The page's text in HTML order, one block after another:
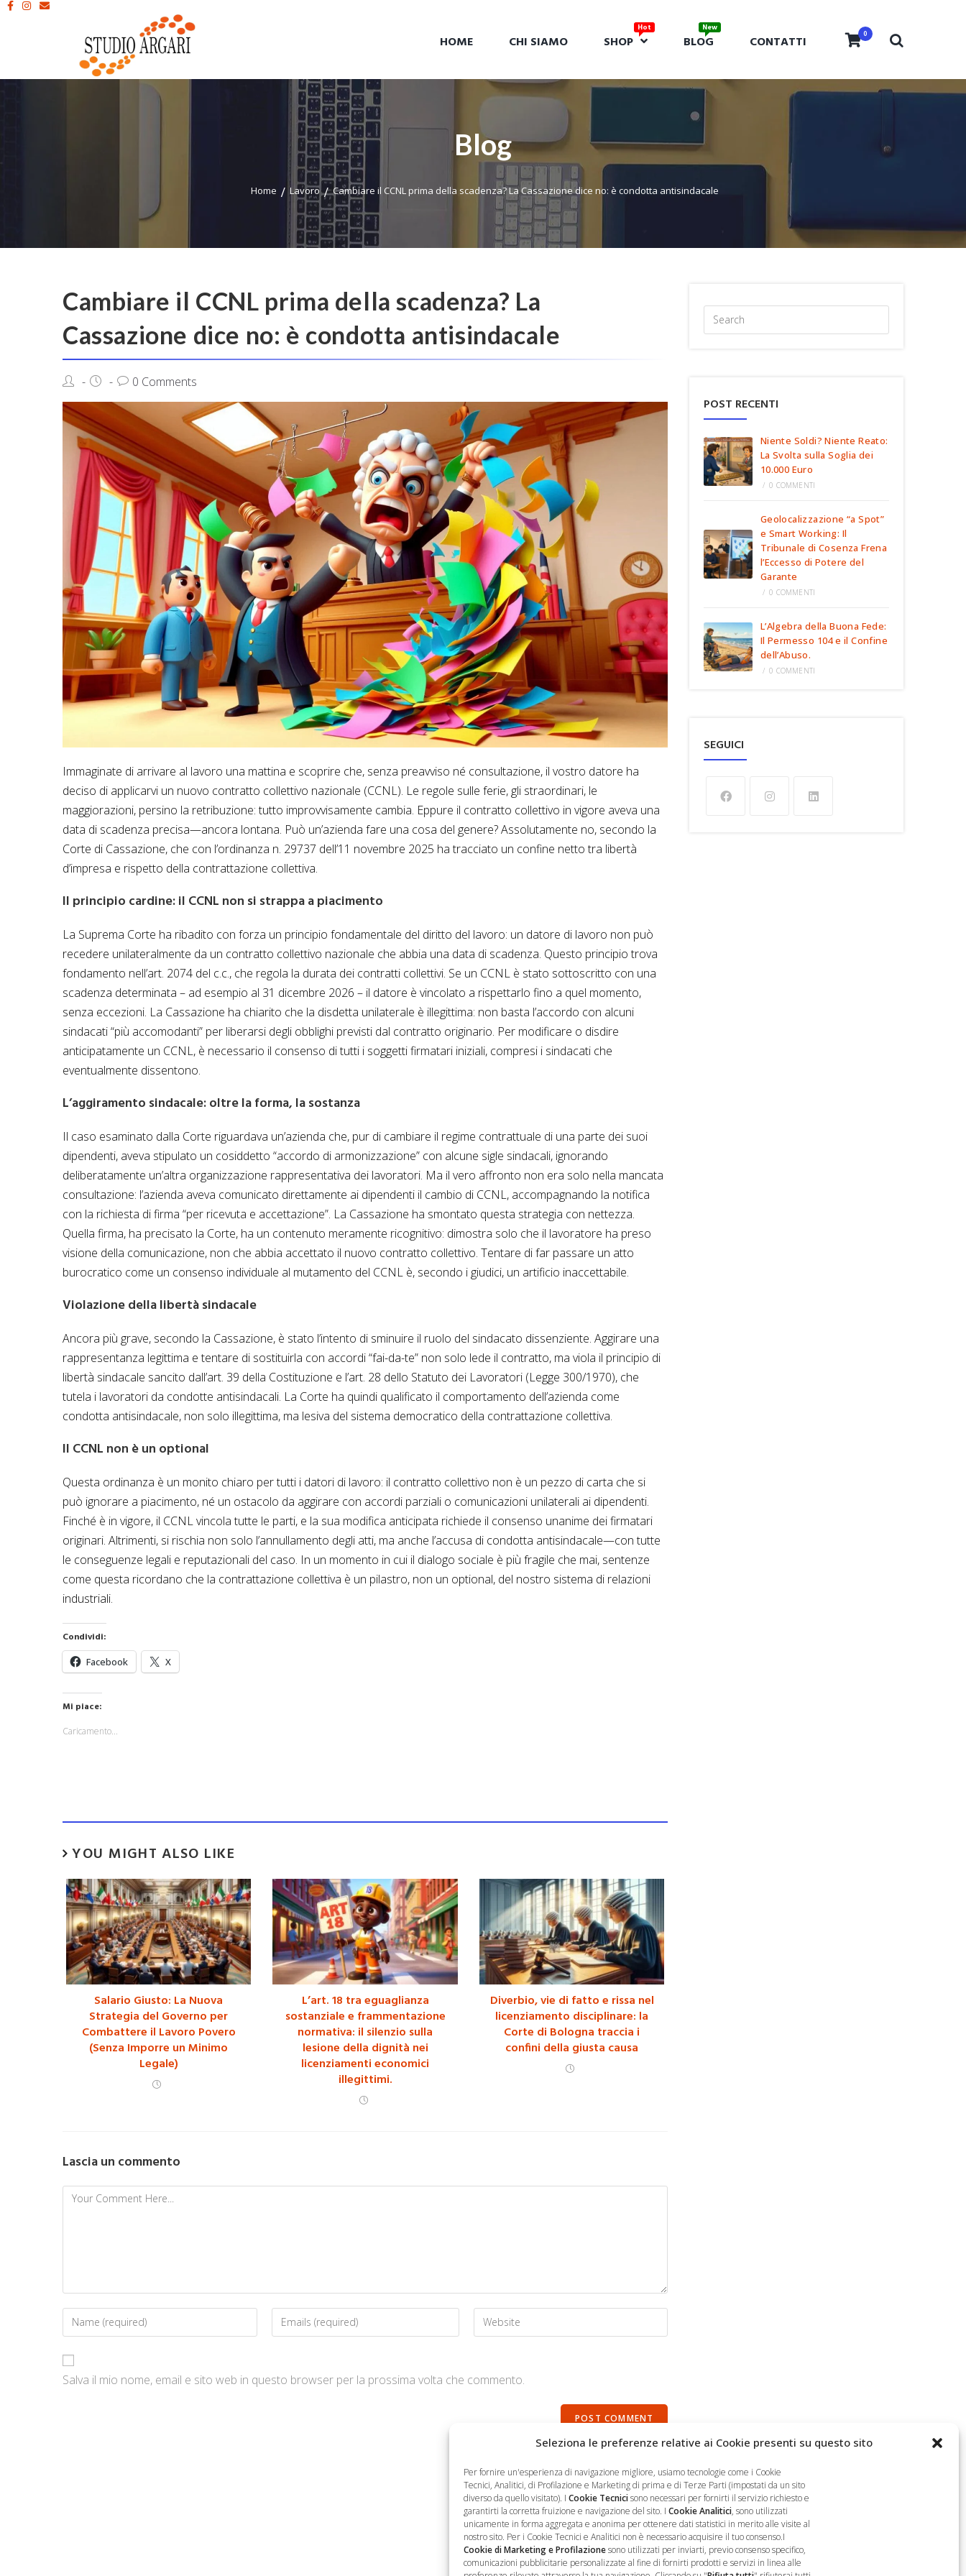
Seleziona le preferenze relative ai Cookie presenti su questo sito
Per fornire un'esperienza di navigazione migliore, usiamo tecnologie come i Cookie
Tecnici, Analitici, di Profilazione e Marketing di prima e di Terze Parti (impostati da un sito
diverso da quello visitato). I Cookie Tecnicisono necessari per fornirti il servizio richiesto e
garantirti la corretta fruizione e navigazione del sito. I Cookie Analitici, sono utilizzati
unicamente in forma aggregata e anonima per ottenere dati statistici in merito alle visite al
nostro sito. Per i Cookie Tecnici e Analitici non è necessario acquisire il tuo consenso.I
Cookie di Marketing e Profilazionesono utilizzati per inviarti, previo consenso specifico,
comunicazioni pubblicitarie personalizzate al fine di fornirti prodotti e servizi in linea alle
HOME CHI SIAMO SHOP BLOG CONTATTI 0
Blog
Home Lavoro Cambiare il CCNL prima della scadenza? La Cassazione dice no: è condotta antisindacale
Cambiare il CCNL prima della scadenza? La
Cassazione dice no: è condotta antisindacale
0 Comments
Immaginate di arrivare al lavoro una mattina e scoprire che, senza preavviso né consultazione, il vostro datore ha
deciso di applicarvi un nuovo contratto collettivo nazionale (CCNL). Le regole sulle ferie, gli straordinari, le
maggiorazioni, persino la retribuzione: tutto improvvisamente cambia. Eppure il contratto collettivo in vigore aveva una
data di scadenza precisa—ancora lontana. Può un’azienda fare una cosa del genere? Assolutamente no, secondo la
Corte di Cassazione, che con l’ordinanza n. 29737 dell’11 novembre 2025 ha tracciato un confine netto tra libertà
d’impresa e rispetto della contrattazione collettiva.
Il principio cardine: il CCNL non si strappa a piacimento
La Suprema Corte ha ribadito con forza un principio fondamentale del diritto del lavoro: un datore di lavoro non può
recedere unilateralmente da un contratto collettivo nazionale che abbia una data di scadenza. Questo principio trova
fondamento nell’art. 2074 del c.c., che regola la durata dei contratti collettivi. Se un CCNL è stato sottoscritto con una
scadenza determinata – ad esempio al 31 dicembre 2026 – il datore è vincolato a rispettarlo fino a quel momento,
senza eccezioni. La Cassazione ha chiarito che la disdetta unilaterale è illegittima: non basta l’accordo con alcuni
sindacati “più accomodanti” per liberarsi degli obblighi previsti dal contratto originario. Per modificare o disdire
anticipatamente un CCNL, è necessario il consenso di tutti i soggetti firmatari iniziali, compresi i sindacati che
eventualmente dissentono.
L’aggiramento sindacale: oltre la forma, la sostanza
Il caso esaminato dalla Corte riguardava un’azienda che, pur di cambiare il regime contrattuale di una parte dei suoi
dipendenti, aveva stipulato un cosiddetto “accordo di armonizzazione” con alcune sigle sindacali, ignorando
deliberatamente un’altra organizzazione rappresentativa dei lavoratori. Ma il vero affronto non era solo nella mancata
consultazione: l’azienda aveva comunicato direttamente ai dipendenti il cambio di CCNL, accompagnando la notifica
con la richiesta di firma “per ricevuta e accettazione”. La Cassazione ha smontato questa strategia con nettezza.
Quella firma, ha precisato la Corte, ha un contenuto meramente ricognitivo: dimostra solo che il lavoratore ha preso
visione della comunicazione, non che abbia accettato il nuovo contratto collettivo. Tentare di far passare un atto
burocratico come un consenso individuale al mutamento del CCNL è, secondo i giudici, un artificio inaccettabile.
Violazione della libertà sindacale
Ancora più grave, secondo la Cassazione, è stato l’intento di sminuire il ruolo del sindacato dissenziente. Aggirare una
rappresentanza legittima e tentare di sostituirla con accordi “fai-da-te” non solo lede il contratto, ma viola il principio di
libertà sindacale sancito dall’art. 39 della Costituzione e l’art. 28 dello Statuto dei Lavoratori (Legge 300/1970), che
tutela i lavoratori da condotte antisindacali. La Corte ha quindi qualificato il comportamento dell’azienda come
condotta antisindacale, non solo illegittima, ma lesiva del sistema democratico della contrattazione collettiva.
Il CCNL non è un optional
Questa ordinanza è un monito chiaro per tutti i datori di lavoro: il contratto collettivo non è un pezzo di carta che si
può ignorare a piacimento, né un ostacolo da aggirare con accordi parziali o comunicazioni unilaterali ai dipendenti.
Finché è in vigore, il CCNL vincola tutte le parti, e la sua modifica anticipata richiede il consenso unanime dei firmatari
originari. Altrimenti, si rischia non solo l’annullamento degli atti, ma anche l’accusa di condotta antisindacale—con tutte
le conseguenze legali e reputazionali del caso. In un momento in cui il dialogo sociale è più fragile che mai, sentenze
come questa ricordano che la contrattazione collettiva è un pilastro, non un optional, del nostro sistema di relazioni
industriali.
Condividi:
Facebook X
Mi piace:
Caricamento...
YOU MIGHT ALSO LIKE
Salario Giusto: La Nuova
Strategia del Governo per
Combattere il Lavoro Povero
(Senza Imporre un Minimo
Legale)
L’art. 18 tra eguaglianza
sostanziale e frammentazione
normativa: il silenzio sulla
lesione della dignità nei
licenziamenti economici
illegittimi.
Diverbio, vie di fatto e rissa nel
licenziamento disciplinare: la
Corte di Bologna traccia i
confini della giusta causa
Lascia un commento
Salva il mio nome, email e sito web in questo browser per la prossima volta che commento.
POST RECENTI
Niente Soldi? Niente Reato:
La Svolta sulla Soglia dei
10.000 Euro
/ 0 COMMENTI
Geolocalizzazione “a Spot”
e Smart Working: Il
Tribunale di Cosenza Frena
l’Eccesso di Potere del
Garante
/ 0 COMMENTI
L’Algebra della Buona Fede:
Il Permesso 104 e il Confine
dell’Abuso.
/ 0 COMMENTI
SEGUICI
Newsletter